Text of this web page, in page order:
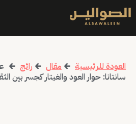
العودة للرئيسية 🡰 مقال 🡰 رائج 🡰
سانتانا: حوار العود والغيتار كجسر بين